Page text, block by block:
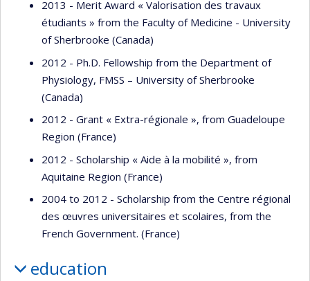
2013 - Merit Award « Valorisation des travaux
étudiants » from the Faculty of Medicine - University
of Sherbrooke (Canada)
2012 - Ph.D. Fellowship from the Department of
Physiology, FMSS – University of Sherbrooke
(Canada)
2012 - Grant « Extra-régionale », from Guadeloupe
Region (France)
2012 - Scholarship « Aide à la mobilité », from
Aquitaine Region (France)
2004 to 2012 - Scholarship from the Centre régional
des œuvres universitaires et scolaires, from the
French Government. (France)
education